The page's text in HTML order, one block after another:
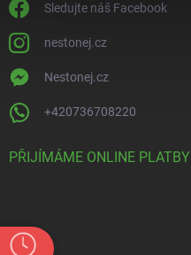
Sledujte náš Facebook
nestonej.cz
Nestonej.cz
+420736708220
PŘIJÍMÁME ONLINE PLATBY